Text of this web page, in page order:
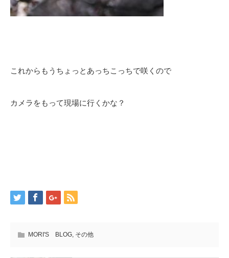
これからもうちょっとあっちこっちで咲くので
カメラをもって現場に行くかな？
MORI'S BLOG, その他